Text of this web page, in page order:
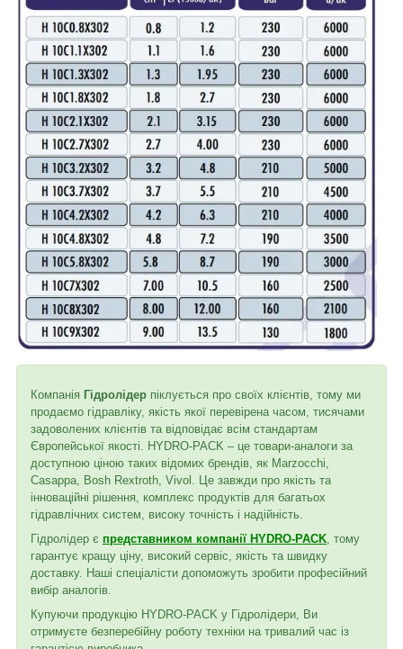
Компанія Гідролідер піклується про своїх клієнтів, тому ми
продаємо гідравліку, якість якої перевірена часом, тисячами
задоволених клієнтів та відповідає всім стандартам
Європейської якості. HYDRO-PACK – це товари-аналоги за
доступною ціною таких відомих брендів, як Marzocchi,
Casappa, Bosh Rextroth, Vivol. Це завжди про якість та
інноваційні рішення, комплекс продуктів для багатьох
гідравлічних систем, високу точність і надійність.
Гідролідер є представником компанії HYDRO-PACK , тому
гарантує кращу ціну, високий сервіс, якість та швидку
доставку. Наші спеціалісти допоможуть зробити професійний
вибір аналогів.
Купуючи продукцію HYDRO-PACK у Гідролідери, Ви
отримуєте безперебійну роботу техніки на тривалий час із